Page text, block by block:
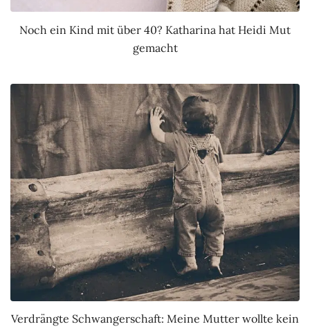
Noch ein Kind mit über 40? Katharina hat Heidi Mut
gemacht
Verdrängte Schwangerschaft: Meine Mutter wollte kein